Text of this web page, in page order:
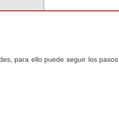
para ello puede seguir los